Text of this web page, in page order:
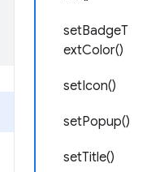
setBadgeT
extColor()
setIcon()
setPopup()
setTitle()